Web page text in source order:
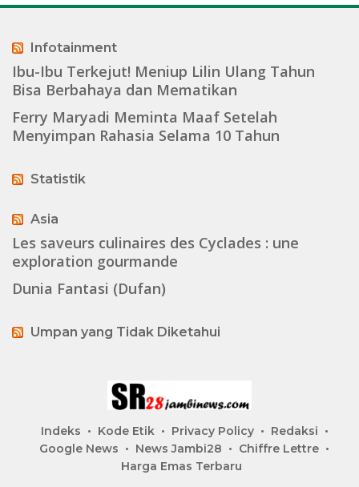
Infotainment
Ibu-Ibu Terkejut! Meniup Lilin Ulang Tahun
Bisa Berbahaya dan Mematikan
Ferry Maryadi Meminta Maaf Setelah
Menyimpan Rahasia Selama 10 Tahun
Statistik
Asia
Les saveurs culinaires des Cyclades : une
exploration gourmande
Dunia Fantasi (Dufan)
Umpan yang Tidak Diketahui
Indeks Kode Etik Privacy Policy
Redaksi
Google News
News Jambi28
Chiffre Lettre
Harga Emas Terbaru